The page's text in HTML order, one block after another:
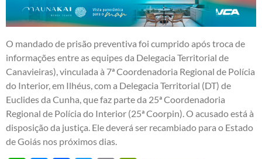
O mandado de prisão preventiva foi cumprido após troca de
informações entre as equipes da Delegacia Territorial de
Canavieiras), vinculada à 7ª Coordenadoria Regional de Polícia
do Interior, em Ilhéus, com a Delegacia Territorial (DT) de
Euclides da Cunha, que faz parte da 25ª Coordenadoria
Regional de Polícia do Interior (25ª Coorpin). O acusado está à
disposição da justiça. Ele deverá ser recambiado para o Estado
de Goiás nos próximos dias.